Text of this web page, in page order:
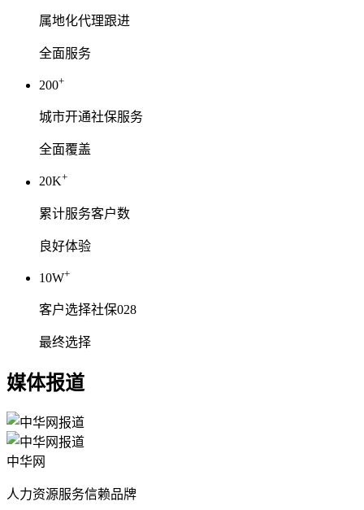
属地化代理跟进
全面服务
200+
城市开通社保服务
全面覆盖
20K+
累计服务客户数
良好体验
10W+
客户选择社保028
最终选择
媒体报道
中华网
人力资源服务信赖品牌